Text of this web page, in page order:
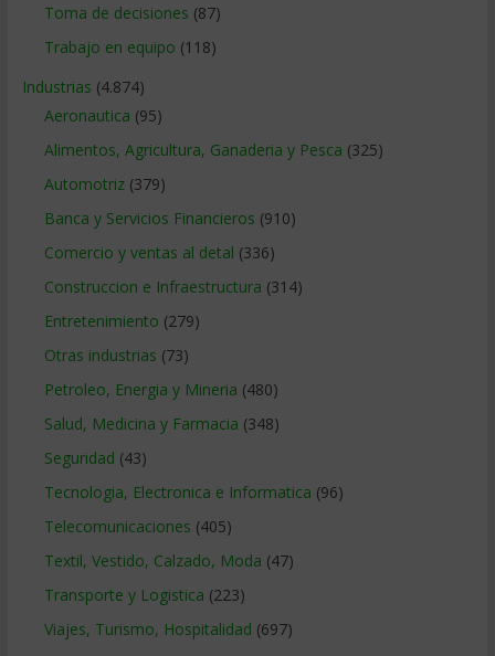
Toma de decisiones (87)
Trabajo en equipo (118)
Industrias (4.874)
Aeronautica (95)
Alimentos, Agricultura, Ganaderia y Pesca (325)
Automotriz(379)
Banca y Servicios Financieros (910)
Comercio y ventas al detal (336)
Construccion e Infraestructura (314)
Entretenimiento (279)
Otras industrias (73)
Petroleo, Energia y Mineria (480)
Salud, Medicina y Farmacia (348)
Seguridad (43)
Tecnologia, Electronica e Informatica (96)
Telecomunicaciones (405)
Textil, Vestido, Calzado, Moda (47)
Transporte y Logistica (223)
Viajes, Turismo, Hospitalidad (697)